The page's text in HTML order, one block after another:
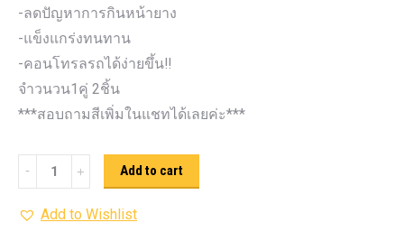
-ลดปัญหาการกินหน้ายาง
-แข็งแกร่งทนทาน
-คอนโทรลรถได้ง่ายขึ้น‼️
จำวนวน1คู่ 2ชิ้น
***สอบถามสีเพิ่มในแชทได้เลยค่ะ***
ปีกนก
ปรับ
องศา
Add to cart
Add to Wishlist